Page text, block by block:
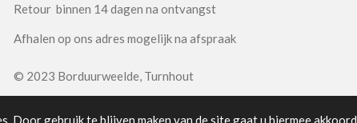
gebruik te blijven maken van de site gaat u hiermee akkoord.
Retour binnen 14 dagen na ontvangst
Afhalen op ons adres mogelijk na afspraak
© 2023 Borduurweelde, Turnhout